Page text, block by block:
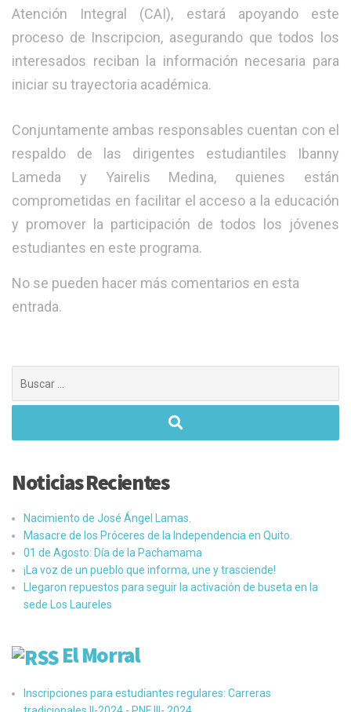
Atención Integral (CAI), estará apoyando este
proceso de Inscripcion, asegurando que todos los
interesados reciban la información necesaria para
iniciar su trayectoria académica.
Conjuntamente ambas responsables cuentan con el
respaldo de las dirigentes estudiantiles Ibanny
Lameda y Yairelis Medina, quienes están
comprometidas en facilitar el acceso a la educación
y promover la participación de todos los jóvenes
estudiantes en este programa.
No se pueden hacer más comentarios en esta
entrada.
Noticias Recientes
Nacimiento de José Ángel Lamas.
Masacre de los Próceres de la Independencia en Quito.
01 de Agosto: Día de la Pachamama
¡La voz de un pueblo que informa, une y trasciende!
Llegaron repuestos para seguir la activación de buseta en la
sede Los Laureles
El Morral
Inscripciones para estudiantes regulares: Carreras